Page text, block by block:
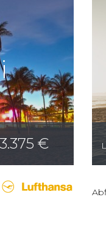
3.375 €